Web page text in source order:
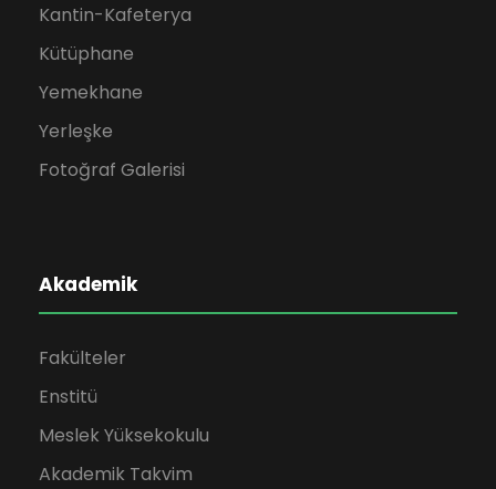
Kantin-Kafeterya
Kütüphane
Yemekhane
Yerleşke
Fotoğraf Galerisi
Akademik
Fakülteler
Enstitü
Meslek Yüksekokulu
Akademik Takvim